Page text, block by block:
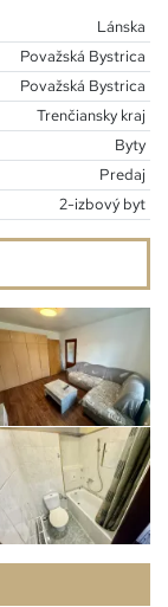
Lánska
Považská Bystrica
Považská Bystrica
Trenčiansky kraj
Byty
Predaj
2-izbový byt